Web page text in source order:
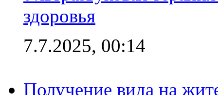
здоровья
7.7.2025, 00:14
Получение вида на